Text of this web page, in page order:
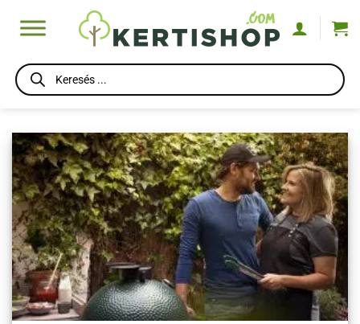
Products
search